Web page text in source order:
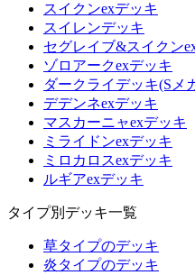
スイクンexデッキ
スイレンデッキ
セグレイブ&スイクン
ゾロアークexデッキ
ダークライデッキ(Sメ
デデンネexデッキ
マスカーニャexデッキ
ミライドンexデッキ
ミロカロスexデッキ
ルギアexデッキ
タイプ別デッキ一覧
草タイプのデッキ
炎タイプのデッキ